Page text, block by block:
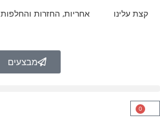
קצת עלינו אחריות, החזרות והחלפות
מבצעים
0